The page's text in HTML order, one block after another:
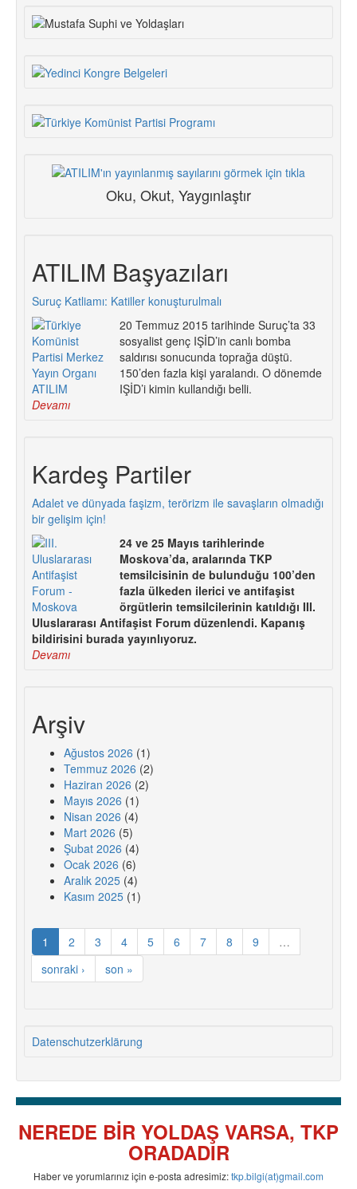
Oku, Okut, Yaygınlaştır
ATILIM Başyazıları
Suruç Katliamı: Katiller konuşturulmalı
20 Temmuz 2015 tarihinde Suruç’ta 33
sosyalist genç IŞİD’in canlı bomba
saldırısı sonucunda toprağa düştü.
150’den fazla kişi yaralandı. O dönemde
IŞİD’i kimin kullandığı belli.
Devamı
Kardeş Partiler
Adalet ve dünyada faşizm, terörizm ile savaşların olmadığı
bir gelişim için!
24 ve 25 Mayıs tarihlerinde
Moskova’da, aralarında TKP
temsilcisinin de bulunduğu 100’den
fazla ülkeden ilerici ve antifaşist
örgütlerin temsilcilerinin katıldığı III.
Uluslararası Antifaşist Forum düzenlendi. Kapanış
bildirisini burada yayınlıyoruz.
Devamı
Arşiv
Ağustos 2026 (1)
Temmuz 2026 (2)
Haziran 2026 (2)
Mayıs 2026 (1)
Nisan 2026 (4)
Mart 2026 (5)
Şubat 2026 (4)
Ocak 2026 (6)
Aralık 2025 (4)
Kasım 2025 (1)
1 2 3 4 5 6 7 8 9
…
sonraki ›
son »
Datenschutzerklärung
NEREDE BİR YOLDAŞ VARSA, TKP
ORADADIR
Haber ve yorumlarınız için e-posta adresimiz:tkp.bilgi(at)gmail.com